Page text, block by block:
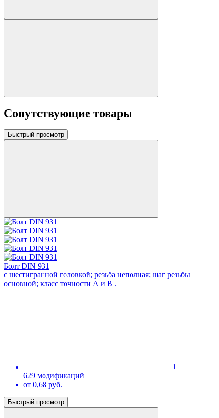
Сопутствующие товары
Быстрый просмотр
Болт DIN 931
с шестигранной головкой; резьба неполная; шаг резьбы
основной; класс точности А и В .
1
629 модификаций
от 0,68 руб.
Быстрый просмотр